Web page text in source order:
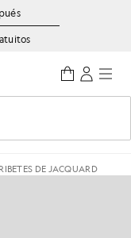
DE JACQUARD